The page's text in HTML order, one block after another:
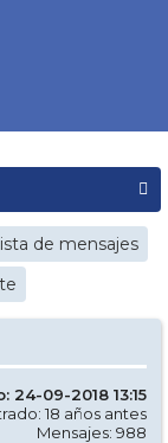
de mensajes
24-09-2018 13:15
18 años antes
Mensajes: 988